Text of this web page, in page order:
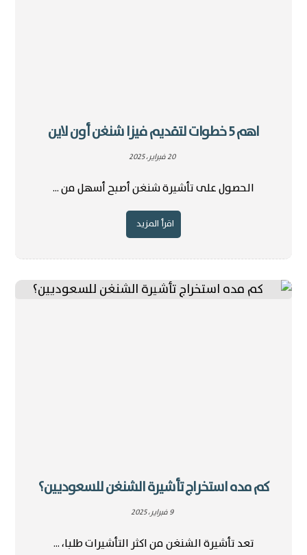
اهم 5 خطوات لتقديم فيزا شنغن أون لاين
20 فبراير، 2025
الحصول على تأشيرة شنغن أصبح أسهل من ...
اقرأ المزيد
كم مده استخراج تأشيرة الشنغن للسعوديين؟
9 فبراير، 2025
تعد تأشيرة الشنغن من اكثر التأشيرات طلبا، ...